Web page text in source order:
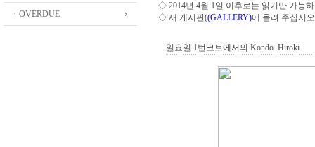
ㆍOVERDUE
◇ 2014년 4월 1일 이후로는 읽기만 가능
◇ 새 게시판((GALLERY)에 올려 주십시오
일요일 1번코트에서의 Kondo .Hiroki